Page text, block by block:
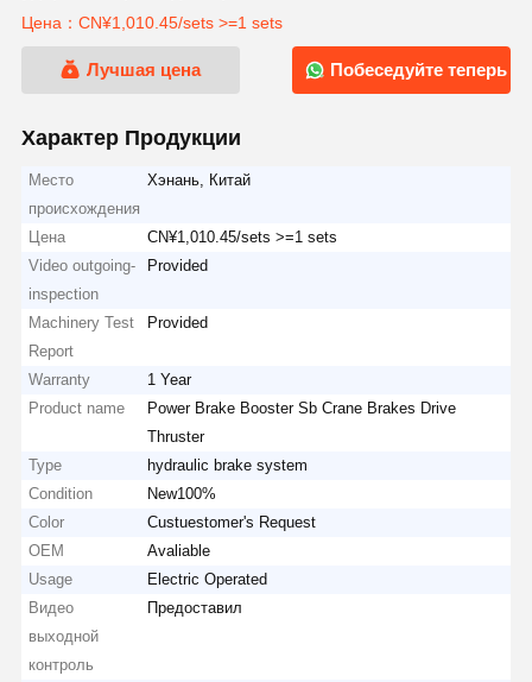
с OEM
Цена：CN¥1,010.45/sets >=1 sets
Лучшая цена Побеседуйте теперь
Характер Продукции
Место
происхождения
Хэнань, Китай
Цена
CN¥1,010.45/sets >=1 sets
Video outgoing-
inspection
Provided
Machinery Test
Report
Provided
Warranty
1 Year
Product name
Power Brake Booster Sb Crane Brakes Drive
Thruster
Type
hydraulic brake system
Condition
New100%
Color
Custuestomer's Request
OEM
Avaliable
Usage
Electric Operated
Видео
выходной
контроль
Предоставил